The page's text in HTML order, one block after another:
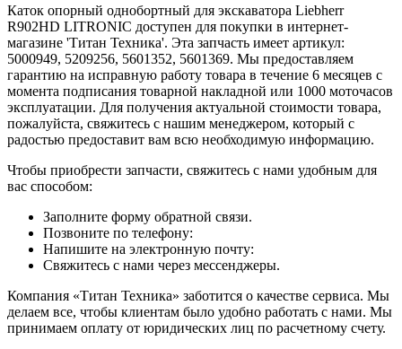
Каток опорный однобортный для экскаватора Liebherr
R902HD LITRONIC доступен для покупки в интернет-
магазине 'Титан Техника'. Эта запчасть имеет артикул:
5000949, 5209256, 5601352, 5601369. Мы предоставляем
гарантию на исправную работу товара в течение 6 месяцев с
момента подписания товарной накладной или 1000 моточасов
эксплуатации. Для получения актуальной стоимости товара,
пожалуйста, свяжитесь с нашим менеджером, который с
радостью предоставит вам всю необходимую информацию.
Чтобы приобрести запчасти, свяжитесь с нами удобным для
вас способом:
Заполните форму обратной связи.
Позвоните по телефону:
Напишите на электронную почту:
Свяжитесь с нами через мессенджеры.
Компания «Титан Техника» заботится о качестве сервиса. Мы
делаем все, чтобы клиентам было удобно работать с нами. Мы
принимаем оплату от юридических лиц по расчетному счету.